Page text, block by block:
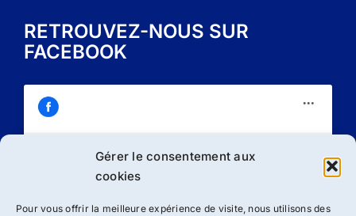
Gérer le consentement aux
cookies
Pour vous offrir la meilleure expérience de visite, nous utilisons des
RETROUVEZ-NOUS SUR
FACEBOOK
Cliquez sur « J’accepte » pour activer